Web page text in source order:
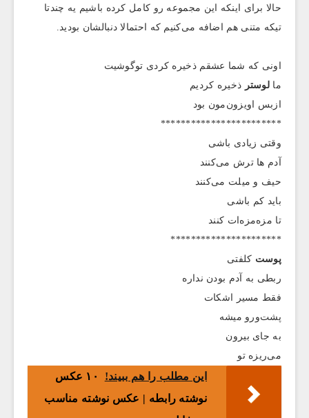
حالا برای اینکه این مجموعه رو کامل کرده باشیم یه چندتا
تیکه متنی هم اضافه می‌کنیم که احتمالا دنبالشان بودید.
اونی که شما عشقم ذخیره کردی توگوشیت
ما لوستر ذخیره کردیم
ازبس اویزون‌مون بود
************************
وقتی زیادی باشی
آدم ها ترش می‌کنند
حیف و میلت می‌کنند
باید کم باشی
تا مزه‌مزه‌ات کنند
**********************
پوست کلفتی
ربطی به آدم بودن نداره
فقط مسیر اشکات
پشت‌و‌رو میشه
به جای بیرون
می‌ریزه تو
این مطلب را هم ببیند!
۱۰ عکس‌
نوشته رابطه | عکس نوشته مناسب